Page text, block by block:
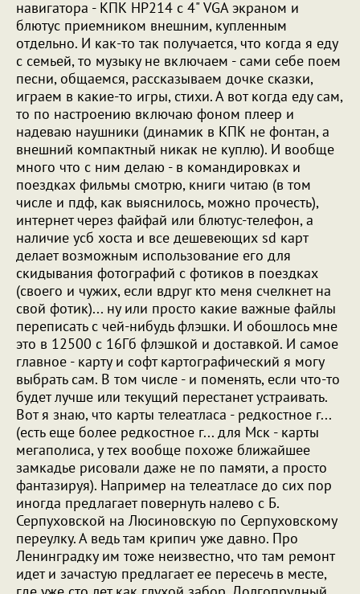
навигатора - КПК HP214 с 4" VGA экраном и
блютус приемником внешним, купленным
отдельно. И как-то так получается, что когда я еду
с семьей, то музыку не включаем - сами себе поем
песни, общаемся, рассказываем дочке сказки,
играем в какие-то игры, стихи. А вот когда еду сам,
то по настроению включаю фоном плеер и
надеваю наушники (динамик в КПК не фонтан, а
внешний компактный никак не куплю). И вообще
много что с ним делаю - в командировках и
поездках фильмы смотрю, книги читаю (в том
числе и пдф, как выяснилось, можно прочесть),
интернет через файфай или блютус-телефон, а
наличие усб хоста и все дешевеющих sd карт
делает возможным использование его для
скидывания фотографий с фотиков в поездках
(своего и чужих, если вдруг кто меня счелкнет на
свой фотик)... ну или просто какие важные файлы
переписать с чей-нибудь флэшки. И обошлось мне
это в 12500 с 16Гб флэшкой и доставкой. И самое
главное - карту и софт картографический я могу
выбрать сам. В том числе - и поменять, если что-то
будет лучше или текущий перестанет устраивать.
Вот я знаю, что карты телеатласа - редкостное г...
(есть еще более редкостное г... для Мск - карты
мегаполиса, у тех вообще похоже ближайшее
замкадье рисовали даже не по памяти, а просто
фантазируя). Например на телеатласе до сих пор
иногда предлагает повернуть налево с Б.
Серпуховской на Люсиновскую по Серпуховскому
переулку. А ведь там крипич уже давно. Про
Ленинградку им тоже неизвестно, что там ремонт
идет и зачастую предлагает ее пересечь в месте,